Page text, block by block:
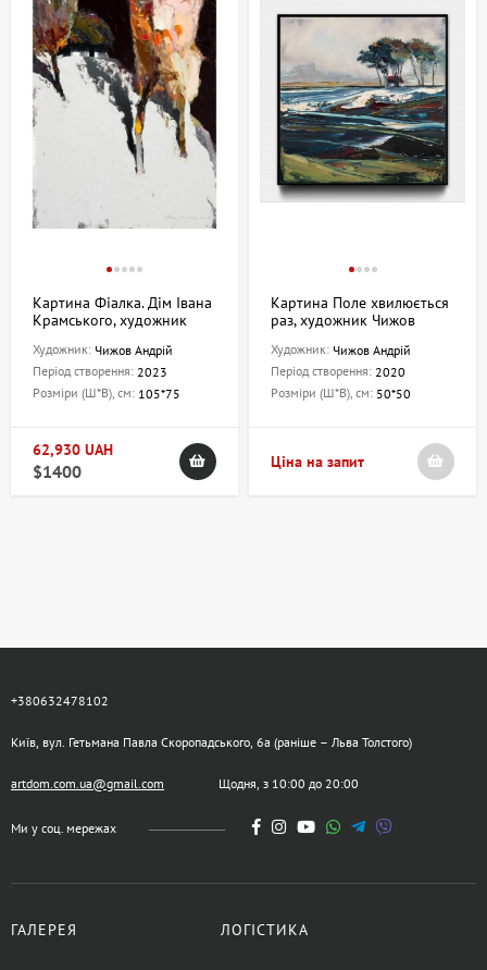
Картина Фіалка. Дім Івана
Крамського, художник
Художник: Чижов Андрій
Період створення: 2023
Розміри (Ш*В), см: 105*75
62,930 UAH
$1400
Картина Поле хвилюється
раз, художник Чижов
Художник: Чижов Андрій
Період створення: 2020
Розміри (Ш*В), см: 50*50
Ціна на запит
+380632478102
Київ, вул. Гетьмана Павла Скоропадського, 6а (раніше – Льва Толстого)
artdom.com.ua@gmail.com Щодня, з 10:00 до 20:00
Ми у соц. мережах
ГАЛЕРЕЯ ЛОГІСТИКА